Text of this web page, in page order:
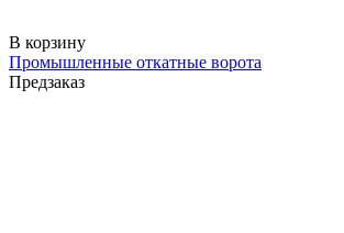
В корзину
Промышленные откатные ворота
Предзаказ